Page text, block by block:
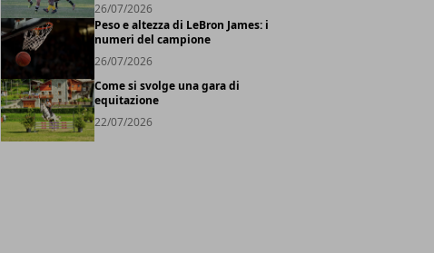
26/07/2026
Peso e altezza di LeBron James: i
numeri del campione
26/07/2026
Come si svolge una gara di
equitazione
22/07/2026